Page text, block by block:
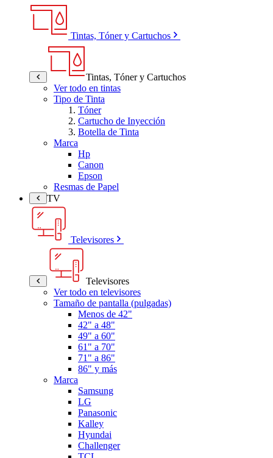
Tintas, Tóner y Cartuchos
Tintas, Tóner y Cartuchos
Ver todo en tintas
Tipo de Tinta
Tóner
Cartucho de Inyección
Botella de Tinta
Marca
Hp
Canon
Epson
Resmas de Papel
TV
Televisores
Televisores
Ver todo en televisores
Tamaño de pantalla (pulgadas)
Menos de 42"
42" a 48"
49" a 60"
61" a 70"
71" a 86"
86" y más
Marca
Samsung
LG
Panasonic
Kalley
Hyundai
Challenger